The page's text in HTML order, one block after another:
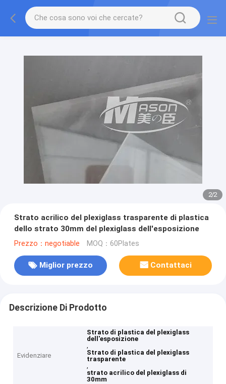
2/2
Strato acrilico del plexiglass trasparente di plastica
dello strato 30mm del plexiglass dell'esposizione
Prezzo：negotiable MOQ：60Plates
Miglior prezzo Contattaci
Descrizione Di Prodotto
Evidenziare
Strato di plastica del plexiglass
dell'esposizione
,
Strato di plastica del plexiglass
trasparente
,
strato acrilico del plexiglass di
30mm